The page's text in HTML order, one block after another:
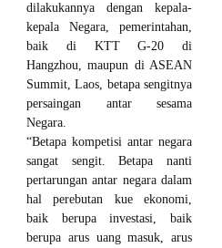
dilakukannya dengan kepala-
kepala Negara, pemerintahan,
baik di KTT G-20 di
Hangzhou, maupun di ASEAN
Summit, Laos, betapa sengitnya
persaingan antar sesama
Negara.
“Betapa kompetisi antar negara
sangat sengit. Betapa nanti
pertarungan antar negara dalam
hal perebutan kue ekonomi,
baik berupa investasi, baik
berupa arus uang masuk, arus